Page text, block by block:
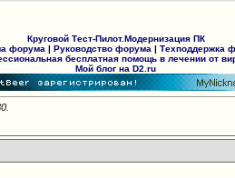
Круговой Тест-Пилот.Модернизация ПК
форума |Руководство форума |Техподдержка
бесплатная помощь в лечении от
Мой блог на D2.ru